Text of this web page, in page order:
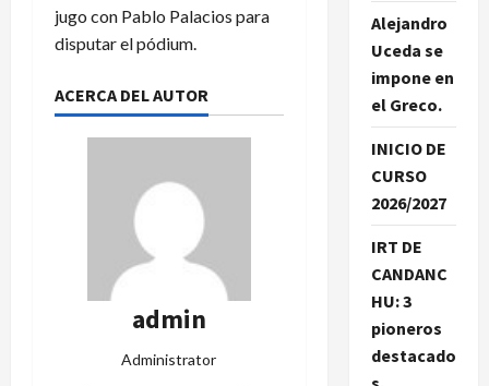
jugo con Pablo Palacios para
disputar el pódium.
ACERCA DEL AUTOR
admin
Administrator
Alejandro
Uceda se
impone en
el Greco.
INICIO DE
CURSO
2026/2027
IRT DE
CANDANC
HU: 3
pioneros
destacado